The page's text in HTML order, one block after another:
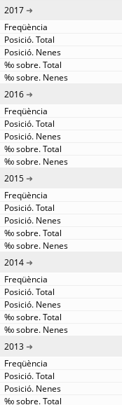
2017
2016
2015
2014
2013